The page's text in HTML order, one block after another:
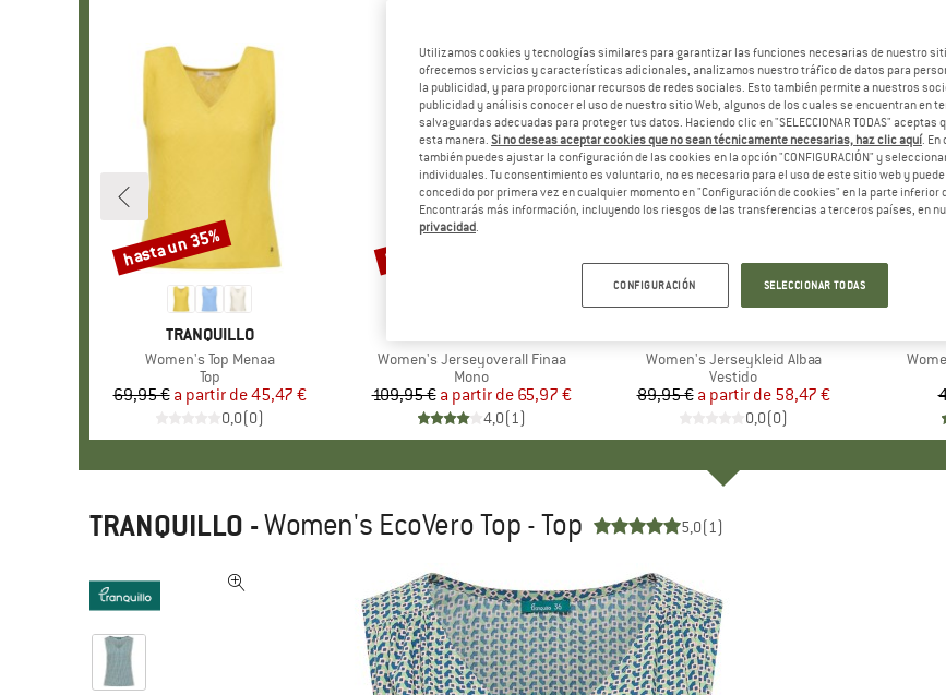
MARCA
TRANQUILLO
Artículo
Women's Top Menaa
Product group
Top
Precio
69,95 € Precio reducido
a partir de45,47 €
0,0(0)
Descuento
hasta un 35%
Artículo
Women's Jerseyoverall Finaa
Product group
Mono
Precio
109,95 € Precio reducido
a partir de 65,97 €
4,0(1)
Descuento
hasta un 40%
Artículo
Women's Jerseykleid Albaa
Product group
Vestido
Precio
89,95 € Precio reducido
a partir de 58,47 €
0,0(0)
TRANQUILLO -Women's EcoVero Top - Top 5,0(1)
Utilizamos cookies y tecnologías similares para garantizar las funciones necesarias de nuestro
ofrecemos servicios y características adicionales, analizamos nuestro tráfico de datos para
la publicidad, y para proporcionar recursos de redes sociales. Esto también permite a nuestros
publicidad y análisis conocer el uso de nuestro sitio Web, algunos de los cuales se encuentran en
salvaguardas adecuadas para proteger tus datos. Haciendo clic en "SELECCIONAR TODAS" aceptas
esta manera. Si no deseas aceptar cookies que no sean técnicamente necesarias, haz clic aquí. En
también puedes ajustar la configuración de las cookies en la opción "CONFIGURACIÓN" y
individuales. Tu consentimiento es voluntario, no es necesario para el uso de este sitio web y
concedido por primera vez en cualquier momento en "Configuración de cookies" en la parte inferior
Encontrarás más información, incluyendo los riesgos de las transferencias a terceros países, en
privacidad.
CONFIGURACIÓN SELECCIONAR TODAS